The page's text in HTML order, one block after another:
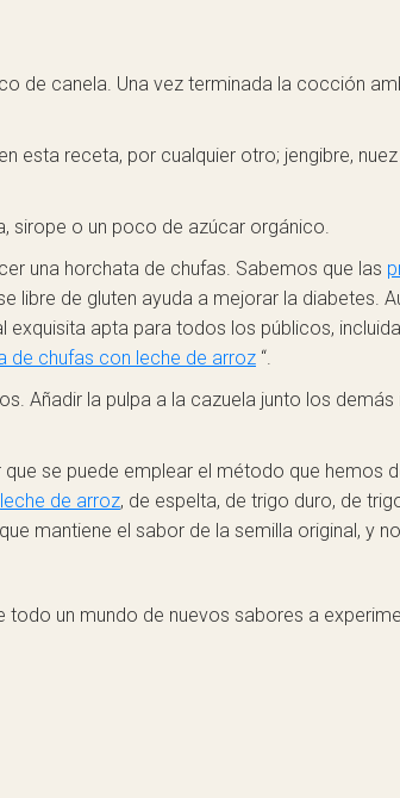
de canela. Una vez terminada la cocción
esta receta, por cualquier otro; jengibre,
sirope o un poco de azúcar orgánico.
una horchata de chufas. Sabemos que las
libre de gluten ayuda a mejorar la diabetes.
apta para todos los públicos,
de chufas con leche de arroz “.
Añadir la pulpa a la cazuela junto los
se puede emplear el método que hemos
leche de arroz, de espelta, de trigo duro, de
mantiene el sabor de la semilla original, y
todo un mundo de nuevos sabores a